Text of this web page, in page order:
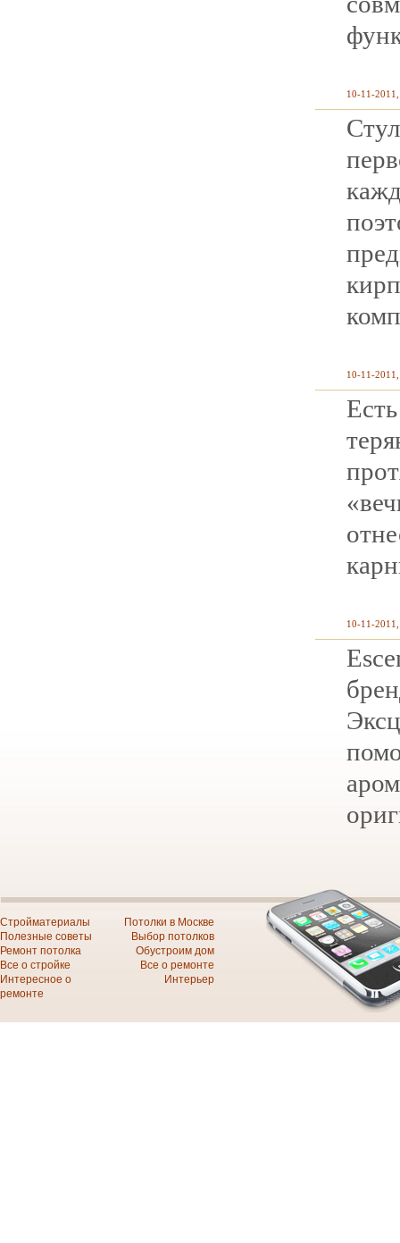
10-11-
10-11-
10-11-
Стройматериалы
Полезные советы
Ремонт потолка
Все о стройке
Интересное о
ремонте
Потолки в Москве
Выбор потолков
Обустроим дом
Все о ремонте
Интерьер